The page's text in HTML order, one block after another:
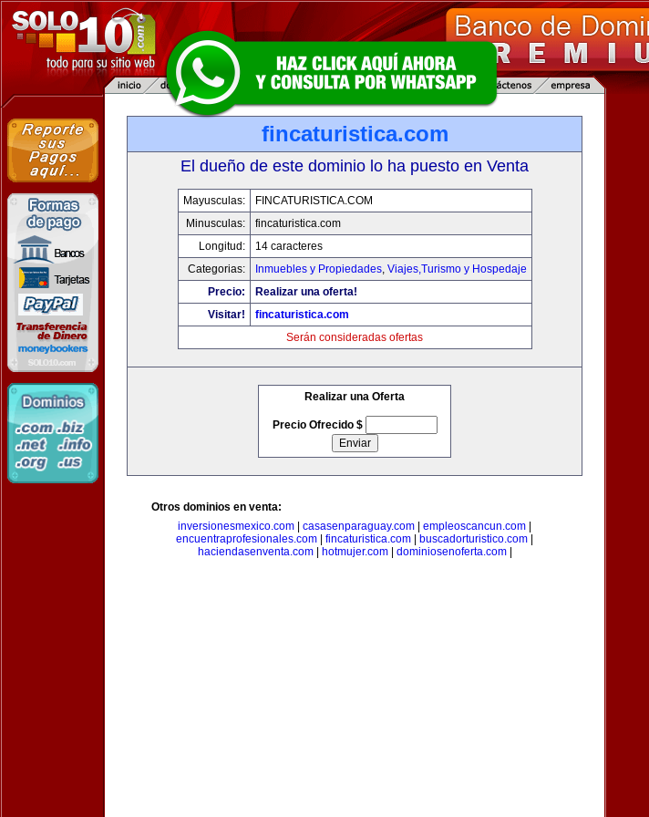
fincaturistica.com
El dueño de este dominio lo ha puesto en Venta
Mayusculas:
FINCATURISTICA.COM
Minusculas:
fincaturistica.com
Longitud:
14 caracteres
Categorias:
Inmuebles y Propiedades, Viajes,Turismo y Hospedaje
Precio:
Realizar una oferta!
Visitar!
fincaturistica.com
Serán consideradas ofertas
Realizar una Oferta
Precio Ofrecido $
Otros dominios en venta:
inversionesmexico.com
casasenparaguay.com empleoscancun.com
encuentraprofesionales.com
fincaturistica.com buscadorturistico.com
haciendasenventa.com| hotmujer.com| dominiosenoferta.com|